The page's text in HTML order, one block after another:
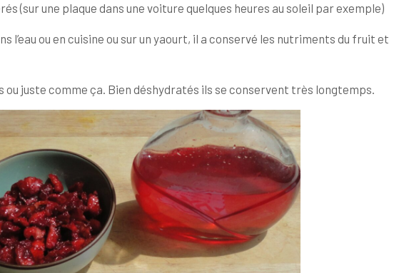
(sur une plaque dans une voiture quelques heures au soleil par exemple)
l’eau ou en cuisine ou sur un yaourt, il a conservé les nutriments du fruit et
juste comme ça. Bien déshydratés ils se conservent très longtemps.